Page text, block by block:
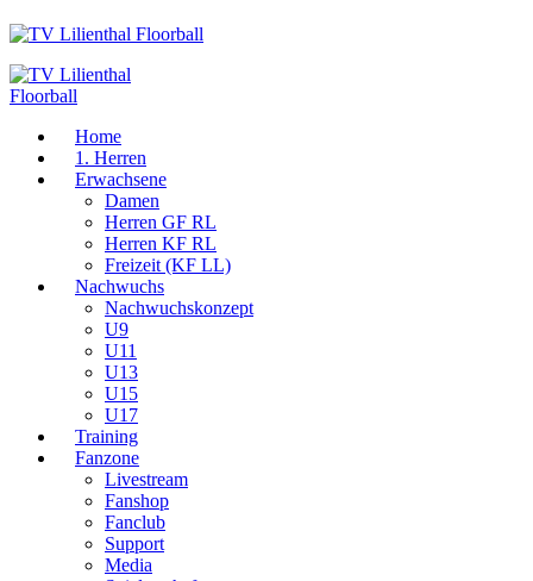
Home
1. Herren
Erwachsene
Damen
Herren GF RL
Herren KF RL
Freizeit (KF LL)
Nachwuchs
Nachwuchskonzept
U9
U11
U13
U15
U17
Training
Fanzone
Livestream
Fanshop
Fanclub
Support
Media